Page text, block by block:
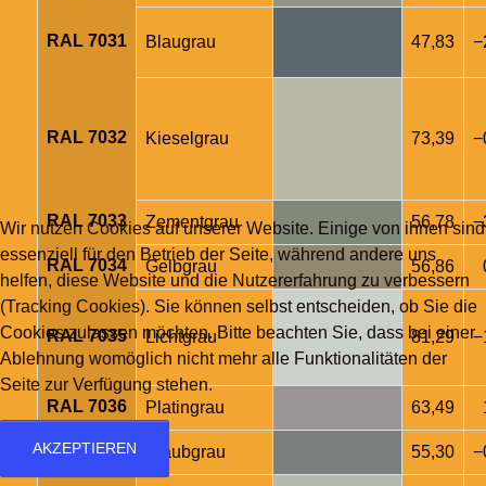
RAL 7031 Blaugrau 47,83
RAL 7032 Kieselgrau 73,39
RAL 7033 Zementgrau 56,78
RAL 7034 Gelbgrau 56,86
RAL 7035 Lichtgrau 81,29
RAL 7036 Platingrau 63,49
RAL 7037 Staubgrau 55,30
Wir nutzen Cookies auf unserer Website. Einige von ihnen sind
essenziell für den Betrieb der Seite, während andere uns
helfen, diese Website und die Nutzererfahrung zu verbessern
(Tracking Cookies). Sie können selbst entscheiden, ob Sie die
Cookies zulassen möchten. Bitte beachten Sie, dass bei einer
Ablehnung womöglich nicht mehr alle Funktionalitäten der
Seite zur Verfügung stehen.
AKZEPTIEREN